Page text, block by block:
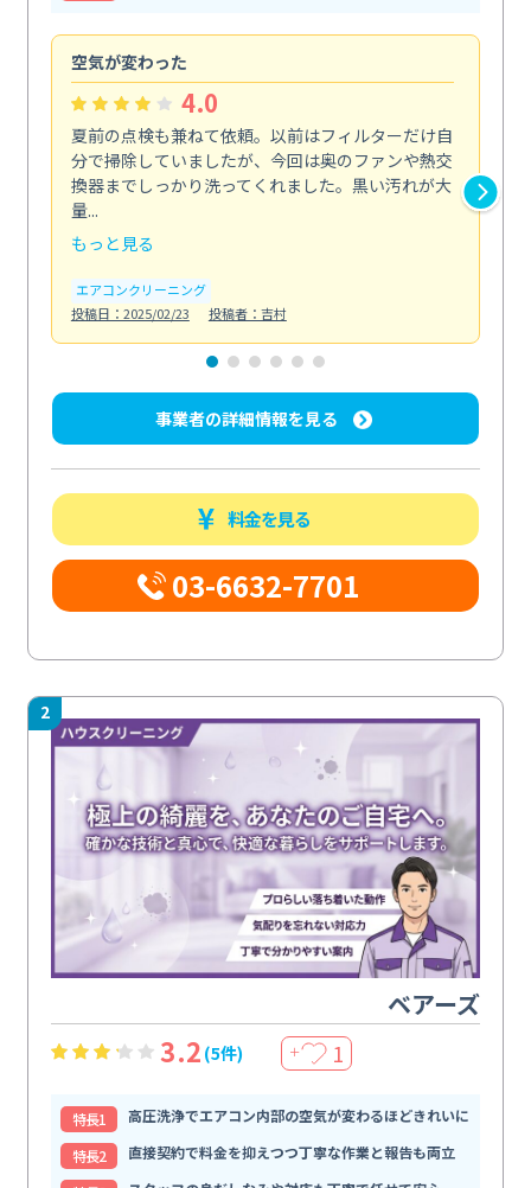
空気が変わった
4.0
夏前の点検も兼ねて依頼。以前はフィルターだけ自
分で掃除していましたが、今回は奥のファンや熱交
換器までしっかり洗ってくれました。黒い汚れが大
量...
もっと見る
エアコンクリーニング
投稿日：2025/02/23
投稿者：吉村
事業者の詳細情報を見る
料金を見る
03-6632-7701
2
ベアーズ
3.2 (5件) ＋ 1
特⻑1
高圧洗浄でエアコン内部の空気が変わるほどきれいに
特⻑2
直接契約で料金を抑えつつ丁寧な作業と報告も両立